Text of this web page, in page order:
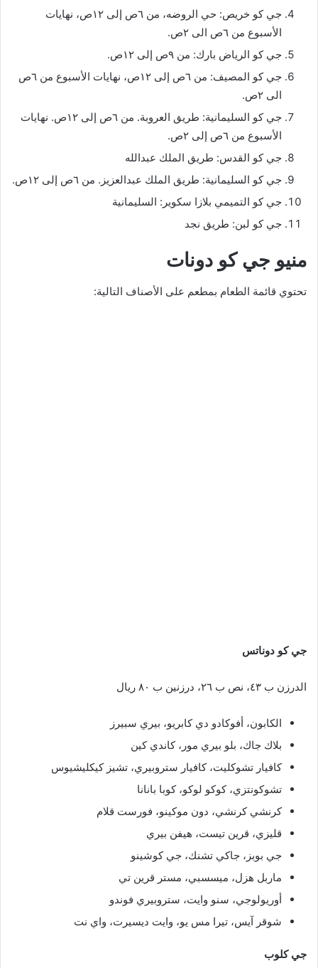
جي كو خريص: حي الروضه، من ٦ص إلى ١٢ص، نهايات
الأسبوع من ٦ص الى ٢ص.
جي كو الرياض بارك: من ٩ص إلى ١٢ص.
جي كو المصيف: من ٦ص إلى ١٢ص، نهايات الأسبوع من ٦ص
الى ٢ص.
جي كو السليمانية: طريق العروبة. من ٦ص إلى ١٢ص. نهايات
الأسبوع من ٦ص إلى ٢ص.
جي كو القدس: طريق الملك عبدالله
جي كو السليمانية: طريق الملك عبدالعزيز. من ٦ص إلى ١٢ص.
جي كو التميمي بلازا سكوير: السليمانية
جي كو لبن: طريق نجد
منيو جي كو دونات
تحتوي قائمة الطعام بمطعم على الأصناف التالية:
جي كو دوناتس
الدرزن ب ٤٣، نص ب ٢٦، درزنين ب ٨٠ ريال
الكابون، أفوكادو دي كابريو، بيري سبيرز
بلاك جاك، بلو بيري مور، كاندي كين
كافيار تشوكليت، كافيار ستروبيري، تشيز كيكليشيوس
تشوكونتزي، كوكو لوكو، كوبا بانانا
كرنشي كرنشي، دون موكينو، فورست قلام
قليزي، قرين تيست، هيفن بيري
جي بوبز، جاكي تشنك، جي كوشينو
ماربل هزل، ميسسبي، مستر قرين تي
أوريولوجي، سنو وايت، ستروبيري فوندو
شوقر آيس، تيرا مس يو، وايت ديسيرت، واي نت
جي كلوب